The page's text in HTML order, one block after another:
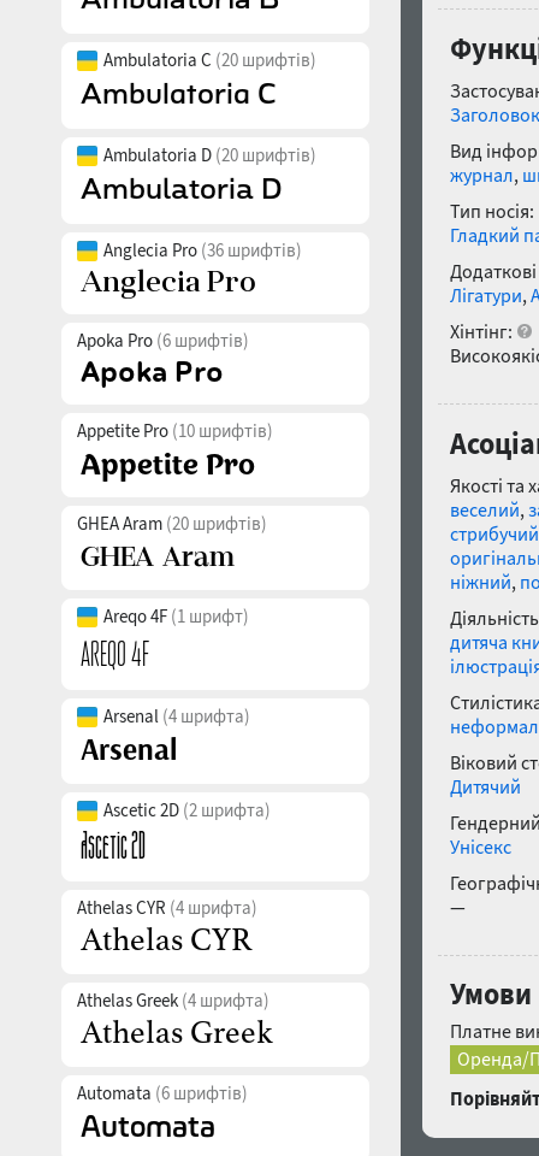
Ambulatoria C (20 шрифтів)
Ambulatoria D (20 шрифтів)
Anglecia Pro (36 шрифтів)
Apoka Pro (6 шрифтів)
Appetite Pro (10 шрифтів)
GHEA Aram (20 шрифтів)
Areqo 4F (1 шрифт)
Arsenal (4 шрифта)
Ascetic 2D (2 шрифта)
Athelas CYR (4 шрифта)
Athelas Greek (4 шрифта)
Automata (6 шрифтів)
Заголовок
Вид
журнал,
Тип носія:
Гладкий
Лігатури,
Хінтінг:
Якості та
веселий,
стрибучий
ніжний,
дитяча
Віковий
Дитячий
Унісекс
—
Умови
Платне
Оренда/